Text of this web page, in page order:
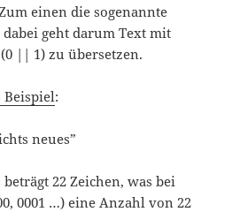
einen die sogenannte
dabei geht darum Text mit
|| 1) zu übersetzen.
:
neues”
22 Zeichen, was bei
0001 …) eine Anzahl von 22